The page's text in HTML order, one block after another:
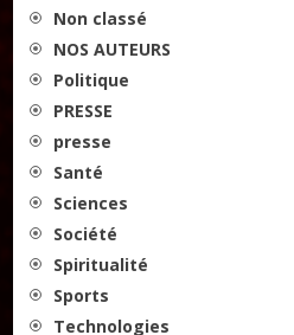
Non classé
NOS AUTEURS
Politique
PRESSE
presse
Santé
Sciences
Société
Spiritualité
Sports
Technologies